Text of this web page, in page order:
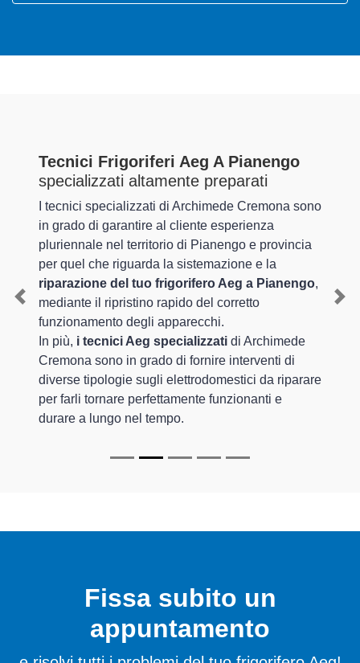
Tecnici Frigoriferi Aeg A Pianengo
specializzati altamente preparati
I tecnici specializzati di Archimede Cremona sono
in grado di garantire al cliente esperienza
pluriennale nel territorio di Pianengo e provincia
per quel che riguarda la sistemazione e la
riparazione del tuo frigorifero Aeg a Pianengo,
mediante il ripristino rapido del corretto
funzionamento degli apparecchi.
In più, i tecnici Aeg specializzati di Archimede
Cremona sono in grado di fornire interventi di
diverse tipologie sugli elettrodomestici da riparare
per farli tornare perfettamente funzionanti e
durare a lungo nel tempo.
Previous
Fissa subito un
appuntamento